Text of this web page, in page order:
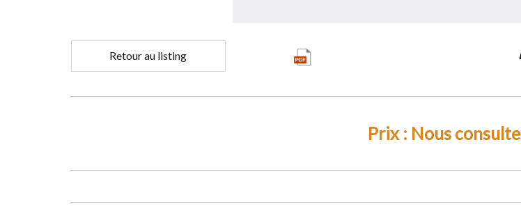
Retour au listing
Prix : Nous